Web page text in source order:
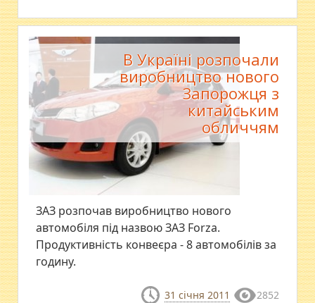
В Україні розпочали
виробництво нового
Запорожця з
китайським
обличчям
ЗАЗ розпочав виробництво нового
автомобіля під назвою ЗАЗ Forza.
Продуктивність конвеєра - 8 автомобілів за
годину.
31 січня 2011 2852